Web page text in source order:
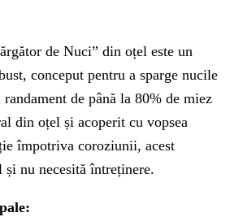
de Nuci” din oțel este un
conceput pentru a sparge nucile
de până la 80% de miez
din oțel și acoperit cu vopsea
împotriva coroziunii, acest
nu necesită întreținere.